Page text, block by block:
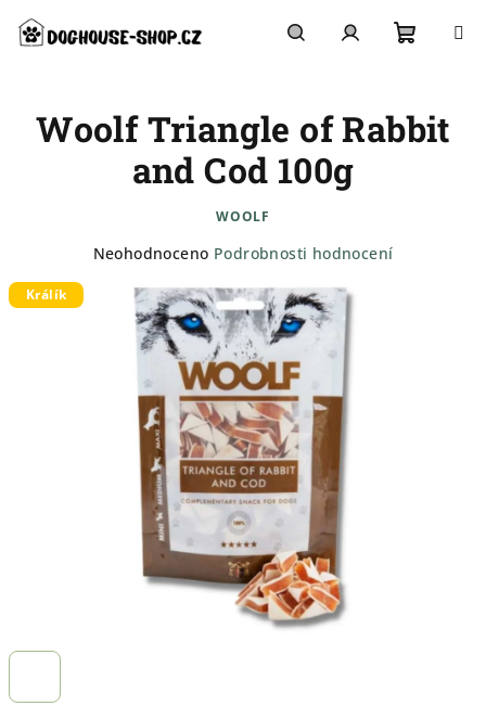
obsah
košík
Woolf Triangle of Rabbit
and Cod 100g
WOOLF
Průměrné
produktu
hvězdiček.
Neohodnoceno Podrobnosti hodnocení
Králík